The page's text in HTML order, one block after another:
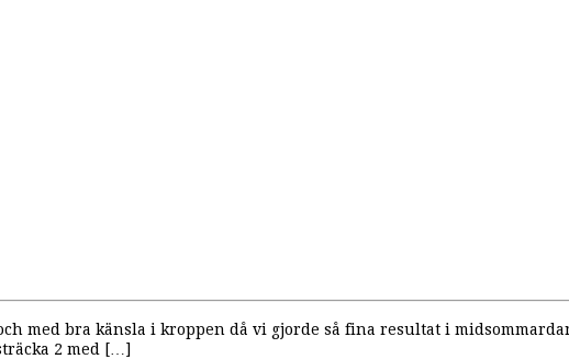
med bra känsla i kroppen då vi gjorde så fina resultat i
2 med […]